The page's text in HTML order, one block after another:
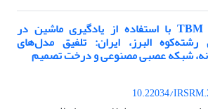
پیش‌بینی نرخ نفوذ TBM با استفاده از یادگیری ماشین در
رشته‌کوه البرز، ایران: تلفیق مدل‌های
شبکه عصبی مصنوعی و درخت تصمیم
10.22034/